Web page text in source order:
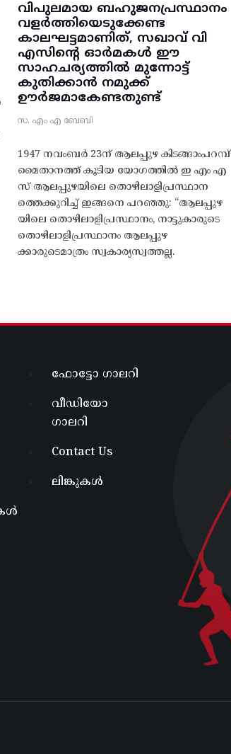
വിപുലമായ ബഹുജനപ്രസ്ഥാനം
വളർത്തിയെടുക്കേണ്ട
കാലഘട്ടമാണിത്, സഖാവ് വി
എസിന്റെ ഓർമകൾ ഈ
സാഹചര്യത്തിൽ മുന്നോട്ട്‌
കുതിക്കാൻ നമുക്ക്
ഊർജമാകേണ്ടതുണ്ട്
സ. എം എ ബേബി
1947 നവംബർ 23ന് ആലപ്പുഴ കിടങ്ങാംപറമ്പ്‌
മൈതാനത്ത്‌ കൂടിയ യോഗത്തിൽ ഇ എം എ
സ് ആലപ്പുഴയിലെ തൊഴിലാളിപ്രസ്ഥാന
ത്തെക്കുറിച്ച് ഇങ്ങനെ പറഞ്ഞു: “ആലപ്പുഴ
യിലെ തൊഴിലാളിപ്രസ്ഥാനം, നാട്ടുകാരുടെ
തൊഴിലാളിപ്രസ്ഥാനം ആലപ്പുഴ
ക്കാരുടെമാത്രം സ്വകാര്യസ്വത്തല്ല.
ഫോട്ടോ ഗാലറി
വീഡിയോ
ഗാലറി
Contact Us
ലിങ്കുകൾ